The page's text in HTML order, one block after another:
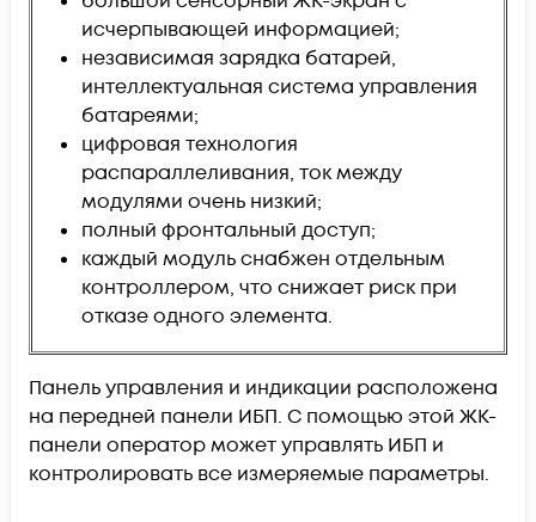
исчерпывающей информацией;
независимая зарядка батарей,
интеллектуальная система управления
батареями;
цифровая технология
распараллеливания, ток между
модулями очень низкий;
полный фронтальный доступ;
каждый модуль снабжен отдельным
контроллером, что снижает риск при
отказе одного элемента.
Панель управления и индикации расположена
на передней панели ИБП. С помощью этой ЖК-
панели оператор может управлять ИБП и
контролировать все измеряемые параметры.